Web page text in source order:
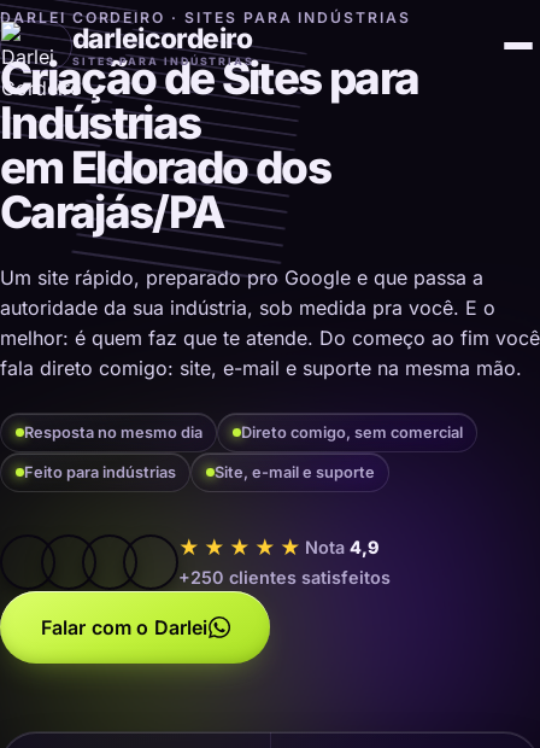
darleicordeiro
SITES PARA INDÚSTRIAS
DARLEI CORDEIRO · SITES PARA INDÚSTRIAS
Criação de Sites para
Indústrias
em Eldorado dos
Carajás/PA
Um site rápido, preparado pro Google e que passa a
autoridade da sua indústria, sob medida pra você. E o
melhor: é quem faz que te atende. Do começo ao fim você
fala direto comigo: site, e-mail e suporte na mesma mão.
Resposta no mesmo dia Direto comigo, sem comercial
Feito para indústrias Site, e-mail e suporte
★★★★★ Nota 4,9
+250 clientes satisfeitos
Falar com o Darlei